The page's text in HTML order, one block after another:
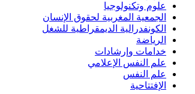
علوم وتكنولوجيا
الجمعية المغربية لحقوق الإنسان
الكونفدرالية الديمقراطية للشغل
الرياضة
خدامات وإرشادات
علم النفس الإعلامي
علم النفس
الإفتتاحية